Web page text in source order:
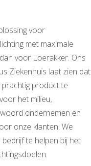
voor
met maximale
voor Loerakker. Ons
Ziekenhuis laat zien dat
product te
het milieu,
ondernemen en
onze klanten. We
te helpen bij het